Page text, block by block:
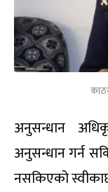
अनुसन्धान
अनुसन्धान गर्न
नसकिएको